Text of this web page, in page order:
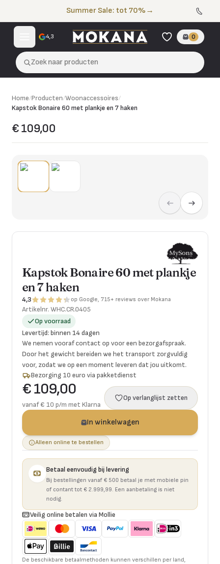
Summer Sale: tot 70% →
4,3 0
Zoek naar producten
Home/Producten/Woonaccessoires/
Kapstok Bonaire 60 met plankje en 7 haken
€ 109,00
Kapstok Bonaire 60 met plankje
en 7 haken
4,3 op Google, 715+ reviews over Mokana
Artikelnr. WHC.CR.0405
Op voorraad
Levertijd: binnen 14 dagen
We nemen vooraf contact op voor een bezorgafspraak.
Door het gewicht bereiden we het transport zorgvuldig
voor, zodat we op een moment leveren dat jou uitkomt.
Bezorging 10 euro via pakketdienst
€ 109,00
vanaf € 10 p/m met Klarna
Op verlanglijst zetten
In winkelwagen
Alleen online te bestellen
Betaal eenvoudig bij levering
Bij bestellingen vanaf € 500 betaal je met mobiele pin
of contant tot € 2.999,99. Een aanbetaling is niet
nodig.
Veilig online betalen via Mollie
De beschikbare betaalmethoden kunnen verschillen per land,